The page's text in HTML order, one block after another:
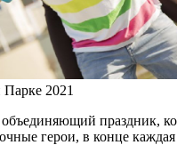
2021
праздник,
герои, в конце